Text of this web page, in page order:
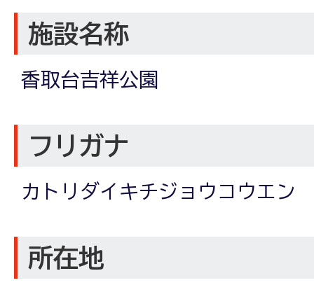
施設名称
香取台吉祥公園
フリガナ
カトリダイキチジョウコウエン
所在地